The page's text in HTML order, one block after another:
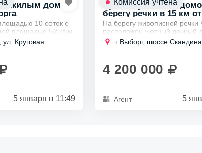
с жилым домом
10 соток с
площадью 52 кв.м.
с двух сторон, что
и
Круговая
5 января в 11:49
Продам участок с
берегу речки в 15 км от
Выборга
На берегу живописной речки
расположен уютный дачный
Речное.
Трехэтажное строение,
квадратных...
г Выборг, шоссе
4 200 000
Агент 5
Комиссия учтена